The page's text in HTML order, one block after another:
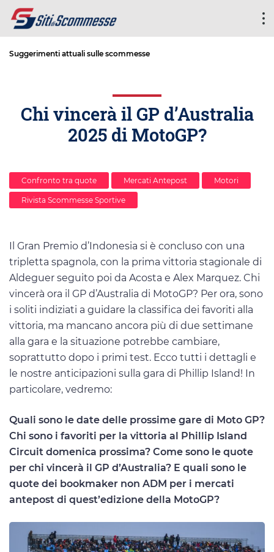
Suggerimenti attuali sulle scommesse
Chi vincerà il GP d’Australia
2025 di MotoGP?
Confronto tra quote Mercati Antepost Motori
Rivista Scommesse Sportive
Il Gran Premio d’Indonesia si è concluso con una
tripletta spagnola, con la prima vittoria stagionale di
Aldeguer seguito poi da Acosta e Alex Marquez. Chi
vincerà ora il GP d’Australia di MotoGP? Per ora, sono
i soliti indiziati a guidare la classifica dei favoriti alla
vittoria, ma mancano ancora più di due settimane
alla gara e la situazione potrebbe cambiare,
soprattutto dopo i primi test. Ecco tutti i dettagli e
le nostre anticipazioni sulla gara di Phillip Island! In
particolare, vedremo:
Quali sono le date delle prossime gare di Moto GP?
Chi sono i favoriti per la vittoria al Phillip Island
Circuit domenica prossima? Come sono le quote
per chi vincerà il GP d’Australia? E quali sono le
quote dei bookmaker non ADM per i mercati
antepost di quest’edizione della MotoGP?